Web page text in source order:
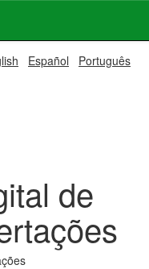
Español Português
de